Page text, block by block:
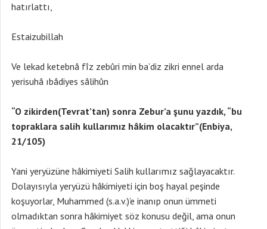
hatırlattı,
Estaizubillah
Ve lekad ketebnâ fîz zebûri min ba’diz zikri ennel arda
yerisuhâ ıbâdiyes sâlihûn
“O zikirden(Tevrat’tan) sonra Zebur’a şunu yazdık, “bu
topraklara salih kullarımız hâkim olacaktır”(Enbiya,
21/105)
Yani yeryüzüne hâkimiyeti Salih kullarımız sağlayacaktır.
Dolayısıyla yeryüzü hâkimiyeti için boş hayal peşinde
koşuyorlar, Muhammed (s.a.v.)’e inanıp onun ümmeti
olmadıktan sonra hâkimiyet söz konusu değil, ama onun